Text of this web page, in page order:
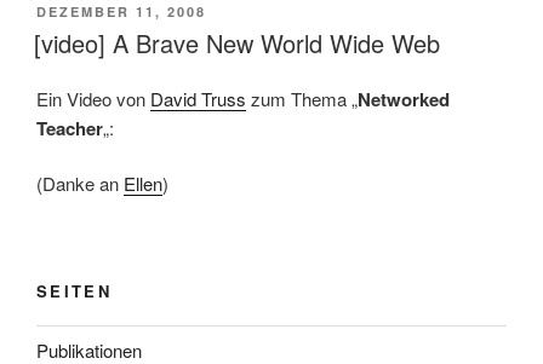
VERÖFFENTLICHT
AM
DEZEMBER 11, 2008
[video] A Brave New World Wide Web
Ein Video von David Truss zum Thema „Networked
Teacher„:
(Danke an Ellen)
SEITEN
Publikationen